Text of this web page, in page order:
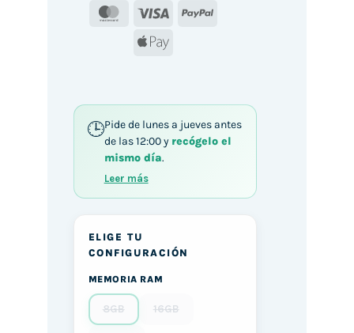
MasterCard
Visa
PayPal
Apple
Pide de lunes a jueves antes
de las 12:00 y recógelo el
mismo día.
Leer más
ELIGE TU
CONFIGURACIÓN
MEMORIA RAM
8GB 16GB